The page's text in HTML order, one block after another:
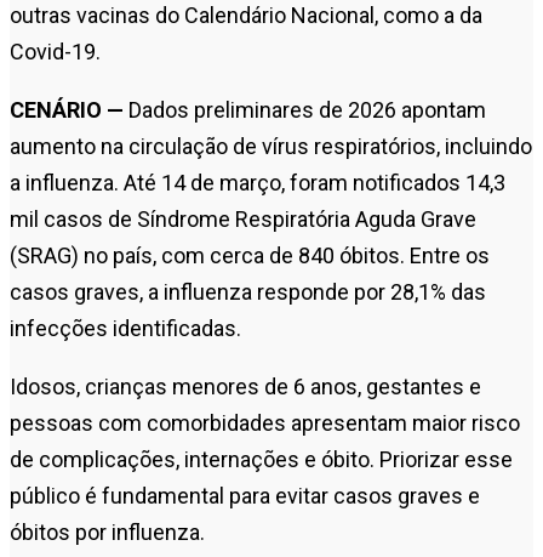
outras vacinas do Calendário Nacional, como a da
Covid-19.
CENÁRIO — Dados preliminares de 2026 apontam
aumento na circulação de vírus respiratórios, incluindo
a influenza. Até 14 de março, foram notificados 14,3
mil casos de Síndrome Respiratória Aguda Grave
(SRAG) no país, com cerca de 840 óbitos. Entre os
casos graves, a influenza responde por 28,1% das
infecções identificadas.
Idosos, crianças menores de 6 anos, gestantes e
pessoas com comorbidades apresentam maior risco
de complicações, internações e óbito. Priorizar esse
público é fundamental para evitar casos graves e
óbitos por influenza.